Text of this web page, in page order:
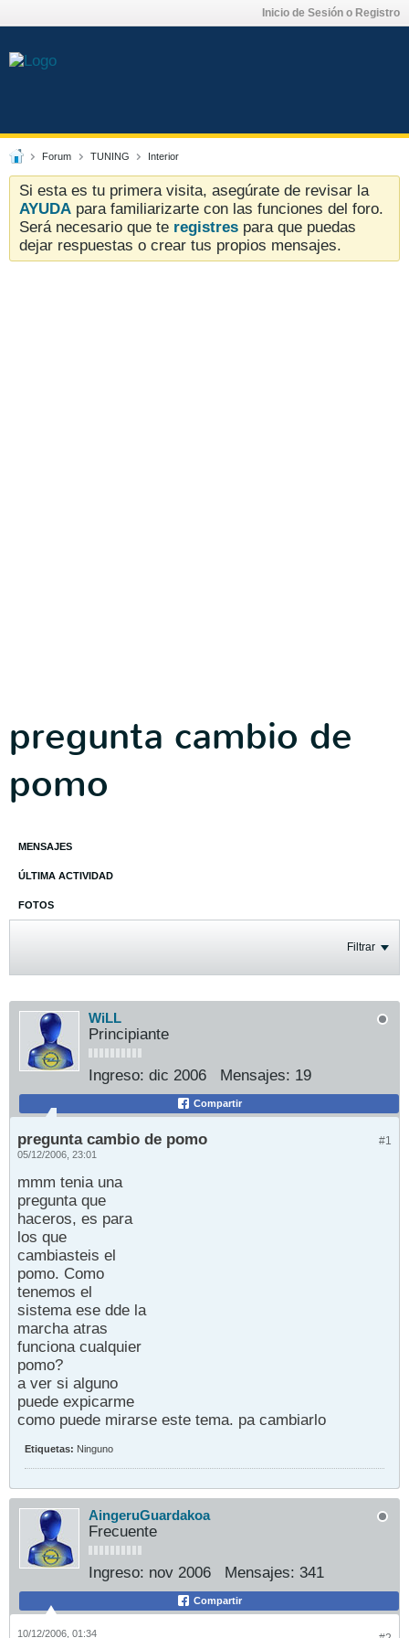
Inicio de Sesión o Registro
Forum TUNING Interior
Si esta es tu primera visita, asegúrate de revisar la
AYUDA para familiarizarte con las funciones del foro.
Será necesario que te registres para que puedas
dejar respuestas o crear tus propios mensajes.
pregunta cambio de
pomo
MENSAJES
ÚLTIMA ACTIVIDAD
FOTOS
Filtrar
WiLL
Principiante
Ingreso: dic 2006 Mensajes: 19
Compartir
#1
pregunta cambio de pomo
05/12/2006, 23:01
mmm tenia una
pregunta que
haceros, es para
los que
cambiasteis el
pomo. Como
tenemos el
sistema ese dde la
marcha atras
funciona cualquier
pomo?
a ver si alguno
puede expicarme
como puede mirarse este tema. pa cambiarlo
Etiquetas: Ninguno
AingeruGuardakoa
Frecuente
Ingreso: nov 2006 Mensajes: 341
Compartir
10/12/2006, 01:34